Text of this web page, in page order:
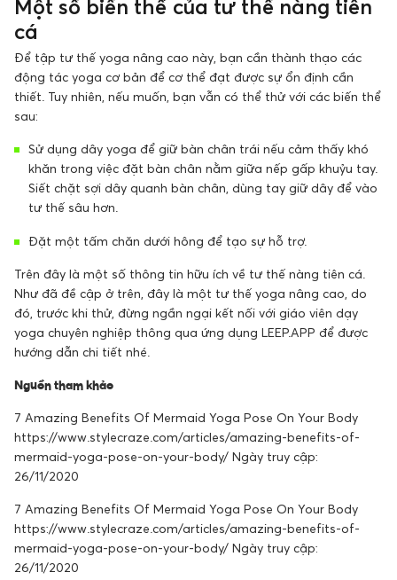
Một số biến thể của tư thế nàng tiên
cá
Để tập tư thế yoga nâng cao này, bạn cần thành thạo các
động tác yoga cơ bản để cơ thể đạt được sự ổn định cần
thiết. Tuy nhiên, nếu muốn, bạn vẫn có thể thử với các biến thể
sau:
Sử dụng dây yoga để giữ bàn chân trái nếu cảm thấy khó
khăn trong việc đặt bàn chân nằm giữa nếp gấp khuỷu tay.
Siết chặt sợi dây quanh bàn chân, dùng tay giữ dây để vào
tư thế sâu hơn.
Đặt một tấm chăn dưới hông để tạo sự hỗ trợ.
Trên đây là một số thông tin hữu ích về tư thế nàng tiên cá.
Như đã đề cập ở trên, đây là một tư thế yoga nâng cao, do
đó, trước khi thử, đừng ngần ngại kết nối với giáo viên dạy
yoga chuyên nghiệp thông qua ứng dụng LEEP.APP để được
hướng dẫn chi tiết nhé.
Nguồn tham khảo
7 Amazing Benefits Of Mermaid Yoga Pose On Your Body
https://www.stylecraze.com/articles/amazing-benefits-of-
mermaid-yoga-pose-on-your-body/ Ngày truy cập:
26/11/2020
7 Amazing Benefits Of Mermaid Yoga Pose On Your Body
https://www.stylecraze.com/articles/amazing-benefits-of-
mermaid-yoga-pose-on-your-body/ Ngày truy cập:
26/11/2020